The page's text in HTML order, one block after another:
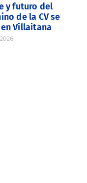
y futuro del
de la CV se
Villaitana